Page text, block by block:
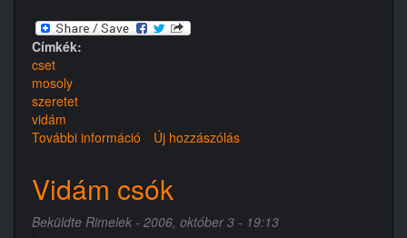
Címkék:
cset
mosoly
szeretet
vidám
További információ Bűnös
kapcsolatosan
Új hozzászólás
Vidám csók
Beküldte Rimelek - 2006, október 3 - 19:13